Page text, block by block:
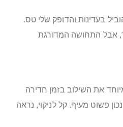
בעדינות והדופק שלי טס.
אבל התחושה המדורגת
את השילוב בזמן חדירה
פשוט מעיף. קל לניקוי, נראה